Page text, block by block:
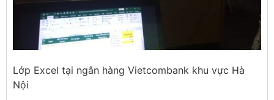
Lớp Excel tại ngân hàng Vietcombank khu vực Hà
Nội